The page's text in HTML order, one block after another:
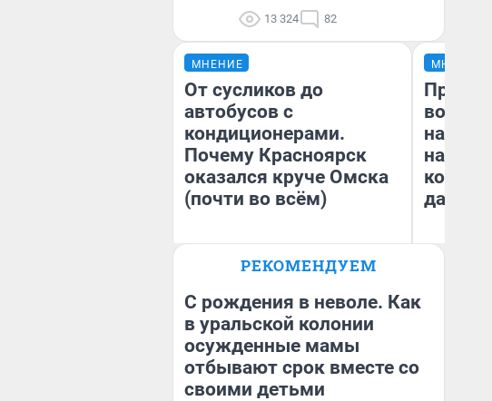
13 324 82
МНЕНИЕ
От сусликов до
автобусов с
кондиционерами.
Почему Красноярск
оказался круче Омска
(почти во всём)
МНЕНИЕ
нам
даже
РЕКОМЕНДУЕМ
С рождения в неволе. Как
в уральской колонии
осужденные мамы
отбывают срок вместе со
своими детьми